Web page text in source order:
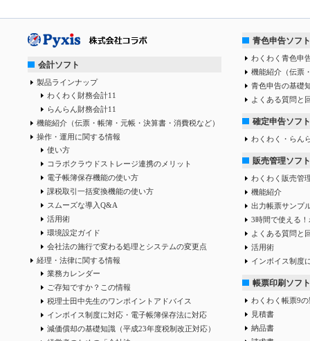
会計ソフト
製品ラインナップ
わくわく財務会計11
らんらん財務会計11
機能紹介（伝票・帳簿・元帳・決算書・消費税など）
操作・運用に関する情報
使い方
コラボクラウドストレージ連携のメリット
電子帳簿保存機能の使い方
課税取引一括変換機能の使い方
スムーズな導入Q&A
活用術
環境設定ガイド
会社法の施行で変わる処理とシステムの変更点
経理・法律に関する情報
業務カレンダー
ご存知ですか？この情報
税理士田中先生のワンポイントアドバイス
インボイス制度に対応・電子帳簿保存法に対応
減価償却の基礎知識（平成23年度税制改正対応）
青色申告ソフト
わくわく青色申
機能紹介（伝票
青色申告の基礎
よくある質問と
確定申告ソフト
わくわく・らん
販売管理ソフト
わくわく販売管
機能紹介
出力帳票サンプ
3時間で使える
よくある質問と
活用術
インボイス制度
帳票印刷ソフト
わくわく帳票9
見積書
納品書